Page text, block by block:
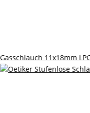
Gasschlauch 11x18mm